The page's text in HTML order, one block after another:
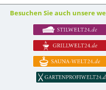
Besuchen Sie auch unsere